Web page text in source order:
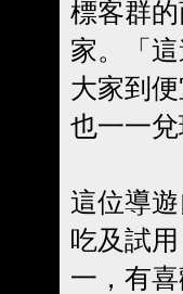
標客群
家。「
大家到
也一一兌
這位導
吃及試
一，有